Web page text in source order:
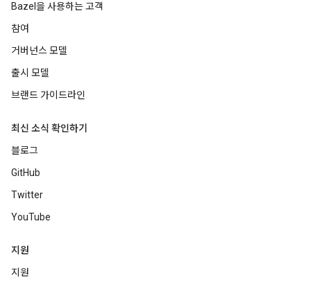
Bazel을 사용하는 고객
참여
거버넌스 모델
출시 모델
브랜드 가이드라인
최신 소식 확인하기
블로그
GitHub
Twitter
YouTube
지원
지원